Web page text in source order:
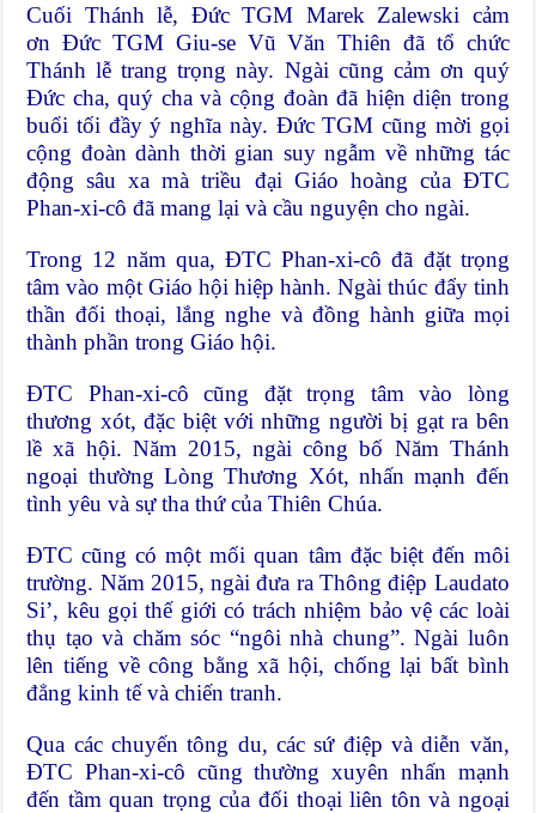
Cuối Thánh lễ, Đức TGM Marek Zalewski cảm
ơn Đức TGM Giu-se Vũ Văn Thiên đã tổ chức
Thánh lễ trang trọng này. Ngài cũng cảm ơn quý
Đức cha, quý cha và cộng đoàn đã hiện diện trong
buổi tối đầy ý nghĩa này. Đức TGM cũng mời gọi
cộng đoàn dành thời gian suy ngẫm về những tác
động sâu xa mà triều đại Giáo hoàng của ĐTC
Phan-xi-cô đã mang lại và cầu nguyện cho ngài.
Trong 12 năm qua, ĐTC Phan-xi-cô đã đặt trọng
tâm vào một Giáo hội hiệp hành. Ngài thúc đẩy tinh
thần đối thoại, lắng nghe và đồng hành giữa mọi
thành phần trong Giáo hội.
ĐTC Phan-xi-cô cũng đặt trọng tâm vào lòng
thương xót, đặc biệt với những người bị gạt ra bên
lề xã hội. Năm 2015, ngài công bố Năm Thánh
ngoại thường Lòng Thương Xót, nhấn mạnh đến
tình yêu và sự tha thứ của Thiên Chúa.
ĐTC cũng có một mối quan tâm đặc biệt đến môi
trường. Năm 2015, ngài đưa raThông điệp Laudato
Si’, kêu gọi thế giới có trách nhiệm bảo vệ các loài
thụ tạo và chăm sóc “ngôi nhà chung”. Ngài luôn
lên tiếng về công bằng xã hội, chống lại bất bình
đẳng kinh tế và chiến tranh.
Qua các chuyến tông du, các sứ điệp và diễn văn,
ĐTC Phan-xi-cô cũng thường xuyên nhấn mạnh
đến tầm quan trọng của đối thoại liên tôn và ngoại